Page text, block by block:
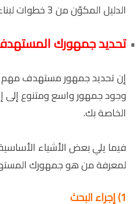
الدليل المكوّن من 3 خطوات لبناء علامة تجارية لعملك
تحديد جمهورك
إن تحديد جمهور مستهدف مهم
وجود جمهور واسع ومتنوع
الخاصة بك.
فيما يلي بعض الأشياء
لمعرفة من هو جمهورك
1) إجراء البحث